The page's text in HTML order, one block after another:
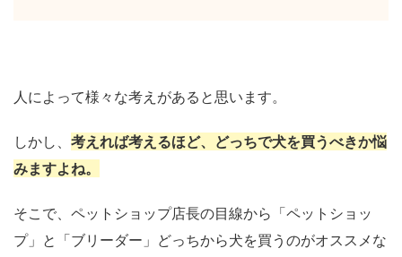
人によって様々な考えがあると思います。
しかし、 考えれば考えるほど、どっちで犬を買うべきか悩
みますよね。
そこで、ペットショップ店長の目線から「ペットショッ
プ」と「ブリーダー」どっちから犬を買うのがオススメな